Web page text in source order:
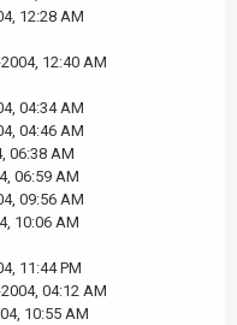
12:28 AM
12:40 AM
04:34 AM
04:46 AM
06:38 AM
06:59 AM
09:56 AM
10:06 AM
11:44 PM
04:12 AM
10:55 AM